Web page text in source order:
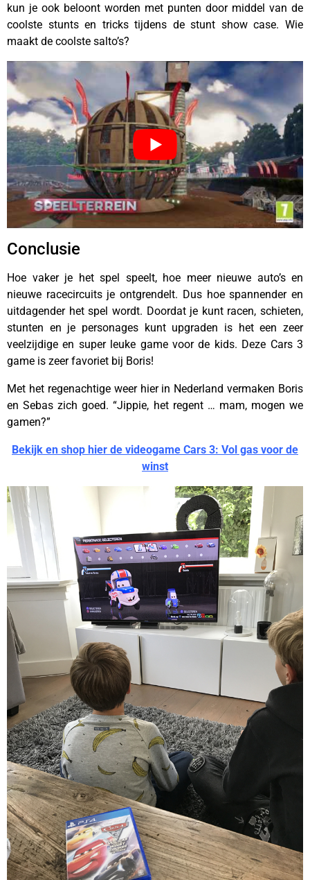
kun je ook beloont worden met punten door middel van de
coolste stunts en tricks tijdens de stunt show case. Wie
maakt de coolste salto’s?
Conclusie
Hoe vaker je het spel speelt, hoe meer nieuwe auto’s en
nieuwe racecircuits je ontgrendelt. Dus hoe spannender en
uitdagender het spel wordt. Doordat je kunt racen, schieten,
stunten en je personages kunt upgraden is het een zeer
veelzijdige en super leuke game voor de kids. Deze Cars 3
game is zeer favoriet bij Boris!
Met het regenachtige weer hier in Nederland vermaken Boris
en Sebas zich goed. “Jippie, het regent … mam, mogen we
gamen?”
Bekijk en shop hier de videogame Cars 3: Vol gas voor de
winst